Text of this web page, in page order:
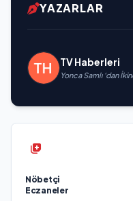
YAZARLAR
TV Haberleri
Yonca Samlı ‘dan
Nöbetçi
Eczaneler